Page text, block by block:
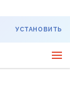
УСТАНОВИТЬ